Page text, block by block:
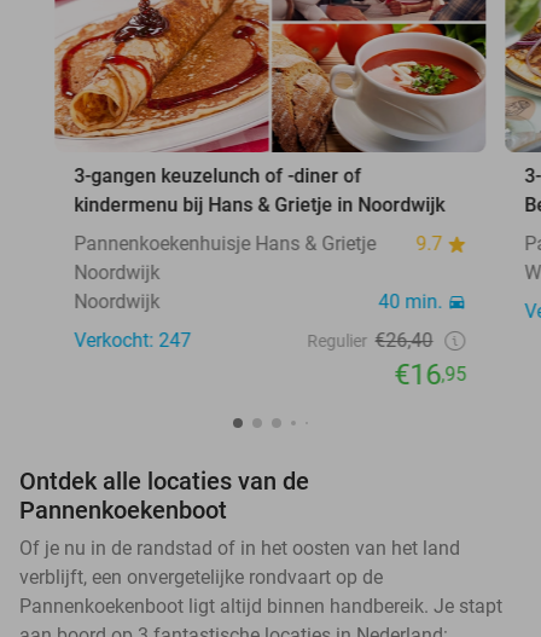
3-gangen keuzelunch of -diner of
kindermenu bij Hans & Grietje in Noordwijk
Pannenkoekenhuisje Hans & Grietje
Noordwijk
9.7
Noordwijk
40 min.
Verkocht: 247
Regulier €26,40
€16,95
Ontdek alle locaties van de
Pannenkoekenboot
Of je nu in de randstad of in het oosten van het land
verblijft, een onvergetelijke rondvaart op de
Pannenkoekenboot ligt altijd binnen handbereik. Je stapt